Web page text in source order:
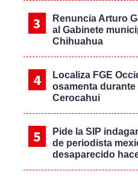
Renuncia Arturo
al Gabinete
Chihuahua
Localiza FGE
osamenta durante
Cerocahui
Pide la SIP
de periodista
desaparecido